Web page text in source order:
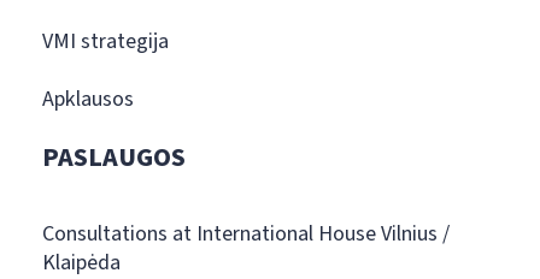
VMI strategija
Apklausos
PASLAUGOS
Consultations at International House Vilnius /
Klaipėda